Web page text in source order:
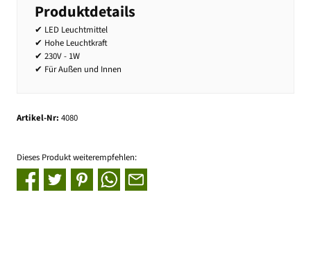
Produktdetails
✔ LED Leuchtmittel
✔ Hohe Leuchtkraft
✔ 230V - 1W
✔ Für Außen und Innen
Artikel-Nr: 4080
Dieses Produkt weiterempfehlen: